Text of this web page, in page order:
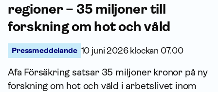
regioner – 35 miljoner till
forskning om hot och våld
Pressmeddelande 10 juni 2026 klockan 07.00
Afa För­säkring satsar 35 miljoner kronor på ny
forskning om hot och våld i arbetslivet inom